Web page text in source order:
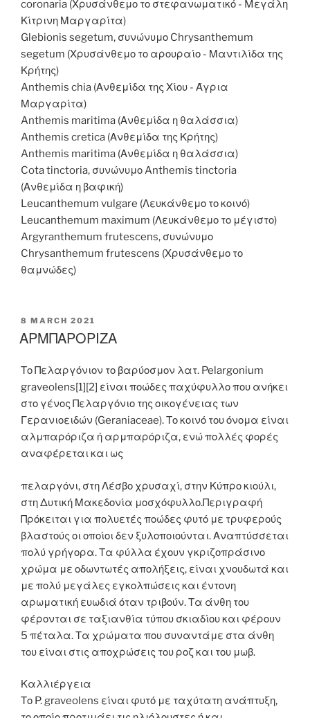
coronaria (Χρυσάνθεμο το στεφανωματικό - Mεγάλη
Κίτρινη Μαργαρίτα)
Glebionis segetum, συνώνυμο Chrysanthemum
segetum (Χρυσάνθεμο το αρουραίο - Μαντιλίδα της
Κρήτης)
Anthemis chia (Ανθεμίδα της Χίου - Άγρια
Μαργαρίτα)
Anthemis maritima (Ανθεμίδα η θαλάσσια)
Anthemis cretica (Ανθεμίδα της Κρήτης)
Anthemis maritima (Ανθεμίδα η θαλάσσια)
Cota tinctoria, συνώνυμο Anthemis tinctoria
(Ανθεμίδα η βαφική)
Leucanthemum vulgare (Λευκάνθεμο το κοινό)
Leucanthemum maximum (Λευκάνθεμο το μέγιστο)
Argyranthemum frutescens, συνώνυμο
Chrysanthemum frutescens (Χρυσάνθεμο το
θαμνώδες)
POSTED
ON
8 MARCH 2021
ΑΡΜΠΑΡΟΡΙΖΑ
Το Πελαργόνιον το βαρύοσμον λατ. Pelargonium
graveolens[1][2] είναι ποώδες παχύφυλλο που ανήκει
στο γένος Πελαργόνιο της οικογένειας των
Γερανιοειδών (Geraniaceae). Το κοινό του όνομα είναι
αλμπαρόριζα ή αρμπαρόριζα, ενώ πολλές φορές
αναφέρεται και ως
πελαργόνι, στη Λέσβο χρυσαχί, στην Κύπρο κιούλι,
στη Δυτική Μακεδονία μοσχόφυλλο.Περιγραφή
Πρόκειται για πολυετές ποώδες φυτό με τρυφερούς
βλαστούς οι οποίοι δεν ξυλοποιούνται. Αναπτύσσεται
πολύ γρήγορα. Τα φύλλα έχουν γκριζοπράσινο
χρώμα με οδωντωτές απολήξεις, είναι χνουδωτά και
με πολύ μεγάλες εγκολπώσεις και έντονη
αρωματική ευωδιά όταν τριβούν. Τα άνθη του
φέρονται σε ταξιανθία τύπου σκιαδίου και φέρουν
5 πέταλα. Τα χρώματα που συναντάμε στα άνθη
του είναι στις αποχρώσεις του ροζ και του μωβ.
Καλλιέργεια
Το P. graveolens είναι φυτό με ταχύτατη ανάπτυξη,